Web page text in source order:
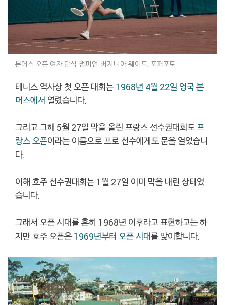
본머스 오픈 여자 단식 챔피언 버지니아 웨이드. 포퍼포토
테니스 역사상 첫 오픈 대회는 1968년 4월 22일 영국 본
머스에서 열렸습니다.
그리고 그해 5월 27일 막을 올린 프랑스 선수권대회도프
랑스 오픈이라는 이름으로 프로 선수에게도 문을 열었습니
다.
이해 호주 선수권대회는 1월 27일 이미 막을 내린 상태였
습니다.
그래서 오픈 시대를 흔히 1968년 이후라고 표현하고는 하
지만 호주 오픈은 1969년부터 오픈 시대를 맞이합니다.